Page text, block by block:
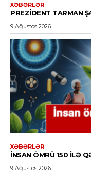
XƏBƏRLƏR
PREZIDENT TARMAN
9 Ağustos 2026
XƏBƏRLƏR
İNSAN ÖMRÜ 150 ILƏ
9 Ağustos 2026